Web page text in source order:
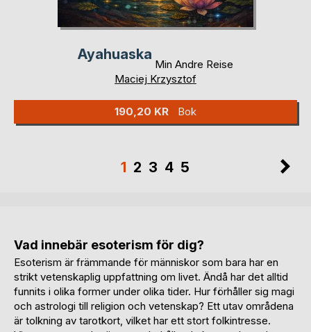
Ayahuaska
Min Andre Reise
Maciej Krzysztof
190,20 KR Bok
Sida
Du
sidan
1 Sida
2 Sida
3 Sida
4 Sida
5
Vad innebär esoterism för dig?
Esoterism är främmande för människor som bara har en
strikt vetenskaplig uppfattning om livet. Ändå har det alltid
funnits i olika former under olika tider. Hur förhåller sig magi
och astrologi till religion och vetenskap? Ett utav områdena
är tolkning av tarotkort, vilket har ett stort folkintresse.